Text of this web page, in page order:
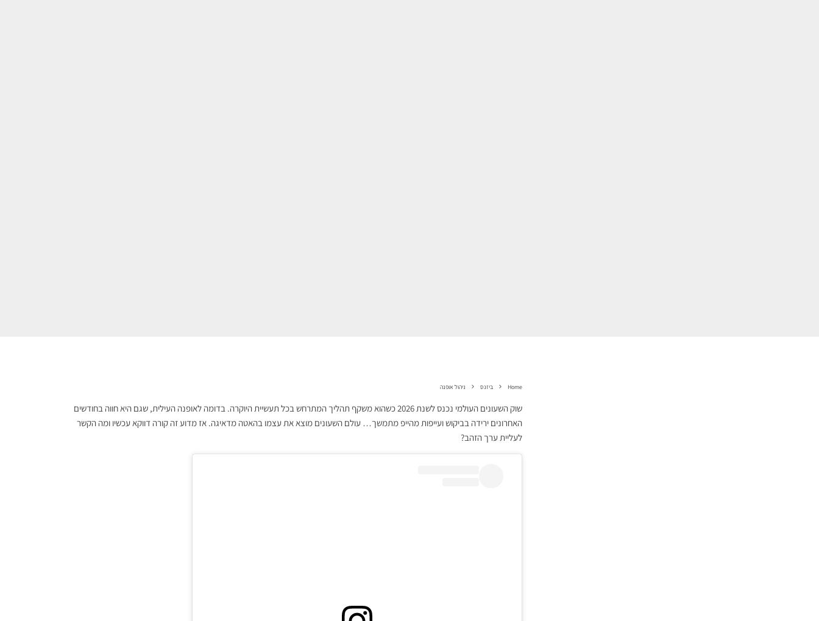
Home ביזנס ניהול אופנה
שוק השעונים העולמי נכנס לשנת 2026 כשהוא משקף תהליך המתרחש בכל תעשיית היוקרה. בדומה לאופנה העילית, שגם היא חווה בחודשים
האחרונים ירידה בביקוש ועייפות מהייפ מתמשך… עולם השעונים מוצא את עצמו בהאטה מדאיגה. אז מדוע זה קורה דווקא עכשיו ומה הקשר
לעליית ערך הזהב?